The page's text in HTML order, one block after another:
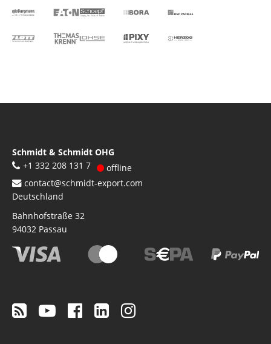
Schmidt & Schmidt OHG
+1 332 208 131 7
offline
contact@schmidt-export.com
Deutschland
Bahnhofstraße 32
94032 Passau